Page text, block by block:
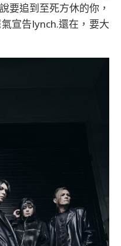
要追到至死方休的你，
宣告lynch.還在，要大